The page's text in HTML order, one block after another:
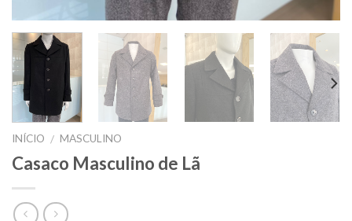
INÍCIO / MASCULINO
Casaco Masculino de Lã